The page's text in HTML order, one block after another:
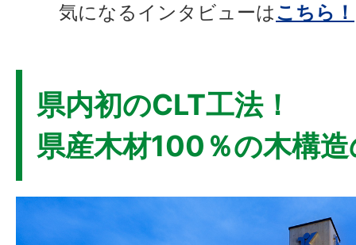
気になるインタビューはこちら！
県内初のCLT工法！
県産木材100％の木構